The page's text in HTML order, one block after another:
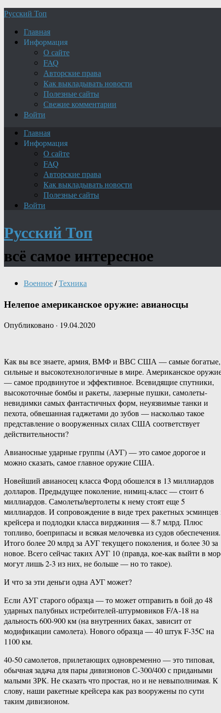
Русский Топ
Главная
Информация
О сайте
FAQ
Авторские права
Как выкладывать новости
Полезные сайты
Свежие комментарии
Войти
Главная
Информация
О сайте
FAQ
Авторские права
Как выкладывать новости
Полезные сайты
Войти
Русский Топ
всё самое интересное
Военное/Техника
Нелепое американское оружие: авианосцы
Опубликовано · 19.04.2020
Как вы все знаете, армия, ВМФ и ВВС США — самые богатые,
сильные и высокотехнологичные в мире. Американское
— самое продвинутое и эффективное. Всевидящие спутники,
высокоточные бомбы и ракеты, лазерные пушки, самолеты-
невидимки самых фантастичных форм, неуязвимые танки и
пехота, обвешанная гаджетами до зубов — насколько такое
представление о вооруженных силах США соответствует
действительности?
Авианосные ударные группы (АУГ) — это самое дорогое и
можно сказать, самое главное оружие США.
Новейший авианосец класса Форд обошелся в 13 миллиардов
долларов. Предыдущее поколение, нимиц-класс — стоит 6
миллиардов. Самолеты/вертолеты к нему стоят еще 5
миллиардов. И сопровождение в виде трех ракетных эсминцев
крейсера и подлодки класса вирджиния — 8.7 млрд. Плюс
топливо, боеприпасы и всякая мелочевка из судов обеспечения.
Итого более 20 млрд за АУГ текущего поколения, и более 30 за
новое. Всего сейчас таких АУГ 10 (правда, кое-как выйти в
могут лишь 2-3 из них, не больше — но то такое).
И что за эти деньги одна АУГ может?
Если АУГ старого образца — то может отправить в бой до 48
ударных палубных истребителей-штурмовиков F/A-18 на
дальность 600-900 км (на внутренних баках, зависит от
модификации самолета). Нового образца — 40 штук F-35C на
1100 км.
40-50 самолетов, прилетающих одновременно — это типовая,
обычная задача для пары дивизионов С-300/400 с придаными
малыми ЗРК. Не сказать что простая, но и не невыполнимая. К
слову, наши ракетные крейсера как раз вооружены по сути
таким дивизионом.